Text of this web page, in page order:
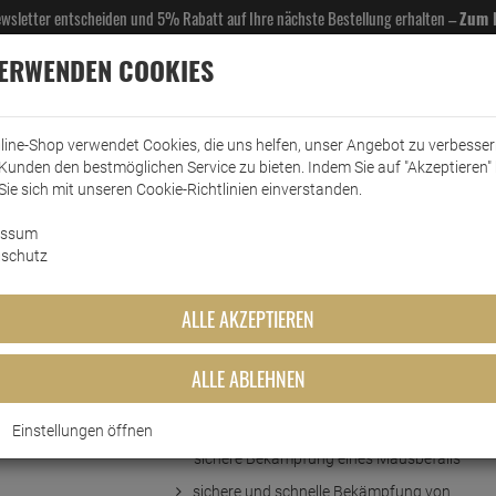
entscheiden und 5% Rabatt auf Ihre nächste Bestellung erhalten –Zum
& GASTROBEDARF DROGERIE KÜCHE & HAUSHALT KFZ
Kurzbeschreibung
sichere Bekämpfung eines Mausbefalls
sichere und schnelle Bekämpfung von
COOKIES
Shop verwendet Cookies, die uns helfen, unser Angebot zu
den bestmöglichen Service zu bieten. Indem Sie auf "Akzeptieren"
sich mit unseren Cookie-Richtlinien einverstanden.
ALLE AKZEPTIEREN
ALLE ABLEHNEN
Einstellungen öffnen